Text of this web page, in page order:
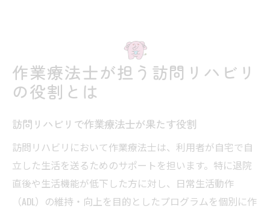
作業療法士が担う訪問リハビリ
の役割とは
訪問リハビリで作業療法士が果たす役割
訪問リハビリにおいて作業療法士は、利用者が自宅で自
立した生活を送るためのサポートを担います。特に退院
直後や生活機能が低下した方に対し、日常生活動作
（ADL）の維持・向上を目的としたプログラムを個別に作